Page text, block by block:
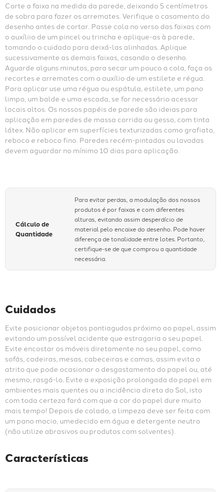
Corte a faixa na medida da parede, deixando 5 centímetros
de sobra para fazer os arremates. Verifique o casamento do
desenho antes de cortar. Passe cola no verso das faixas com
o auxíliio de um pincel ou trincha e aplique-as à parede,
tomando o cuidado para deixá-las alinhadas. Aplique
sucessivamente as demais faixas, casando o desenho.
Aguarde alguns minutos, para secar um pouco a cola, faça os
recortes e arremates com o auxílio de um estilete e régua.
Para aplicar use uma régua ou espátula, estilete, um pano
limpo, um balde e uma escada, se for necessário acessar
locais altos. Os nossos papéis de parede são ideias para
aplicação em paredes de massa corrida ou gesso, com tinta
látex. Não aplicar em superfícies texturizadas como grafiato,
reboco e reboco fino. Paredes recém-pintadas ou lavadas
devem aguardar no mínimo 10 dias para aplicação.
Cálculo de
Quantidade
Para evitar perdas, a modulação dos nossos
produtos é por faixas e com diferentes
alturas, evitando assim desperdício de
material pelo encaixe do desenho. Pode haver
diferença de tonalidade entre lotes. Portanto,
certifique-se de que comprou a quantidade
necessária.
Cuidados
Evite posicionar objetos pontiagudos próximo ao papel, assim
evitando um possível acidente que estragaria o seu papel.
Evite encostar os móveis diretamente no seu papel, como
sofás, cadeiras, mesas, cabeceiras e camas, assim evita o
atrito que pode ocasionar o desgastamento do papel ou, até
mesmo, rasgá-lo. Evite a exposição prolongada do papel em
ambientes mais quentes ou a incidência direta do Sol, isto
com toda certeza fará com que a cor do papel dure muito
mais tempo! Depois de colado, a limpeza deve ser feita com
um pano macio, umedecido em água e detergente neutro
(não utilize abrasivos ou produtos com solventes).
Características